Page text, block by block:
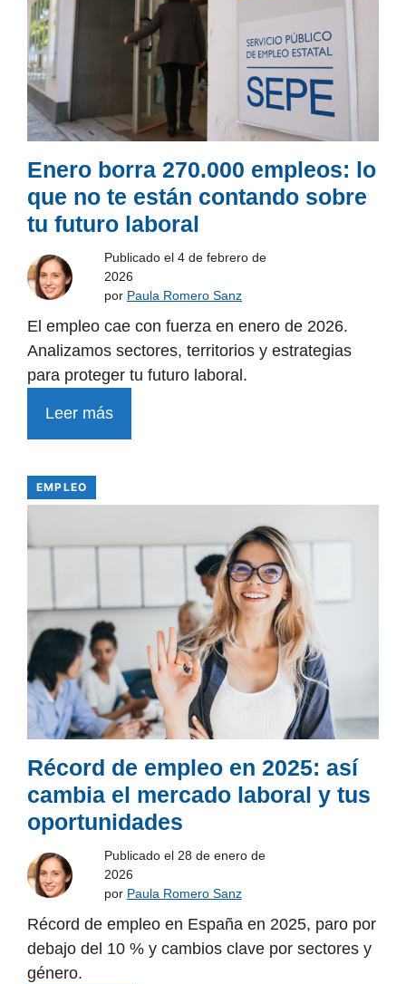
Enero borra 270.000 empleos: lo
que no te están contando sobre
tu futuro laboral
Publicado el 4 de febrero de
2026
por Paula Romero Sanz
El empleo cae con fuerza en enero de 2026.
Analizamos sectores, territorios y estrategias
para proteger tu futuro laboral.
Leer más
EMPLEO
Récord de empleo en 2025: así
cambia el mercado laboral y tus
oportunidades
Publicado el 28 de enero de
2026
por Paula Romero Sanz
Récord de empleo en España en 2025, paro por
debajo del 10 % y cambios clave por sectores y
género.